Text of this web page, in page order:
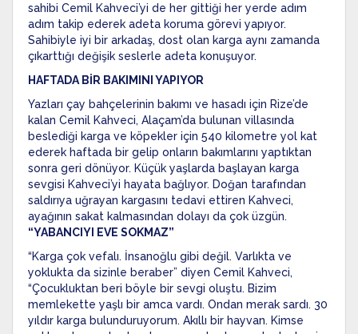
sahibi Cemil Kahveci’yi de her gittiği her yerde adım
adım takip ederek adeta koruma görevi yapıyor.
Sahibiyle iyi bir arkadaş, dost olan karga aynı zamanda
çıkarttığı değişik seslerle adeta konuşuyor.
HAFTADA BİR BAKIMINI YAPIYOR
Yazları çay bahçelerinin bakımı ve hasadı için Rize’de
kalan Cemil Kahveci, Alaçam’da bulunan villasında
beslediği karga ve köpekler için 540 kilometre yol kat
ederek haftada bir gelip onların bakımlarını yaptıktan
sonra geri dönüyor. Küçük yaşlarda başlayan karga
sevgisi Kahveci’yi hayata bağlıyor. Doğan tarafından
saldırıya uğrayan kargasını tedavi ettiren Kahveci,
ayağının sakat kalmasından dolayı da çok üzgün.
“YABANCIYI EVE SOKMAZ”
“Karga çok vefalı. İnsanoğlu gibi değil. Varlıkta ve
yoklukta da sizinle beraber” diyen Cemil Kahveci,
“Çocukluktan beri böyle bir sevgi oluştu. Bizim
memlekette yaşlı bir amca vardı. Ondan merak sardı. 30
yıldır karga bulunduruyorum. Akıllı bir hayvan. Kimse